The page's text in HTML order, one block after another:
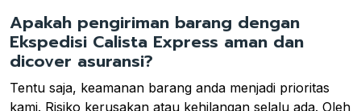
Apakah pengiriman barang dengan
Ekspedisi Calista Express aman dan
dicover asuransi?
Tentu saja, keamanan barang anda menjadi prioritas
kami. Risiko kerusakan atau kehilangan selalu ada. Oleh